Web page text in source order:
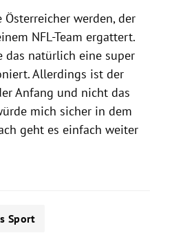
werden, der
NFL-Team ergattert.
das natürlich eine super
Allerdings ist der
Anfang und nicht das
mich sicher in dem
geht es einfach weiter
Sport